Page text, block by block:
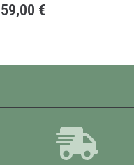
59,00€